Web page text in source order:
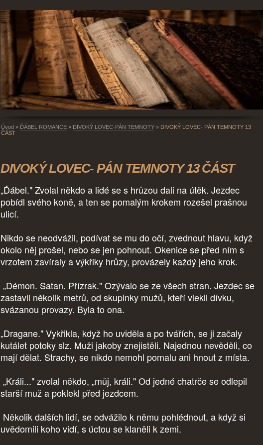
Úvod » ĎÁBEL ROMANCE » DIVOKÝ LOVEC-PÁN TEMNOTY » DIVOKÝ LOVEC- PÁN TEMNOTY 13
ČÁST
DIVOKÝ LOVEC- PÁN TEMNOTY 13 ČÁST
„Ďábel." Zvolal někdo a lidé se s hrůzou dali na útěk. Jezdec
pobídl svého koně, a ten se pomalým krokem rozešel prašnou
ulicí.
Nikdo se neodvážil, podívat se mu do očí, zvednout hlavu, když
okolo něj prošel, nebo se jen pohnout. Okenice se před ním s
vrzotem zavíraly a výkřiky hrůzy, provázely každý jeho krok.
„Démon. Satan. Přízrak." Ozývalo se ze všech stran. Jezdec se
zastavil několik metrů, od skupinky mužů, kteří vlekli dívku,
svázanou provazy. Byla to ona.
„Dragane." Vykřikla, když ho uviděla a po tvářích, se ji začaly
kutálet potoky slz. Muži jakoby znejistěli. Najednou nevěděli, co
mají dělat. Strachy, se nikdo nemohl pomalu ani hnout z místa.
„Králi..." zvolal někdo, „můj, králi." Od jedné chatrče se odlepil
starší muž a poklekl před jezdcem.
Několik dalších lidí, se odvážilo k němu pohlédnout, a když si
uvědomili koho vidí, s úctou se klaněli k zemi.